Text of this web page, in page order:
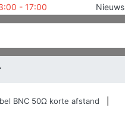
- 17:00 Nieuws
BNC 50Ω korte afstand